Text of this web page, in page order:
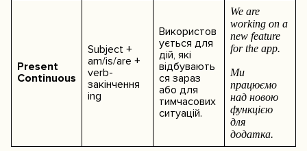
Present
Continuous
Subject +
am/is/are +
verb-
закінчення
ing
Використов
ується для
дій, які
відбувають
ся зараз
або для
тимчасових
ситуацій.
We are
working on a
new feature
for the app.
Ми
працюємо
над новою
функцією
для
додатка.